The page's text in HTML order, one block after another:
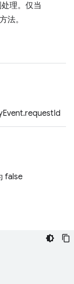
理。仅当
法。
false